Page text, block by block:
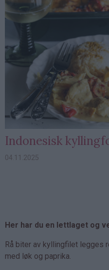
Indonesisk
04.11.2025
Her har du en lettlaget og
Rå biter av kyllingfilet legges
med løk og paprika.